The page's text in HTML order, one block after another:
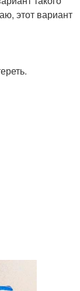
этот вариант